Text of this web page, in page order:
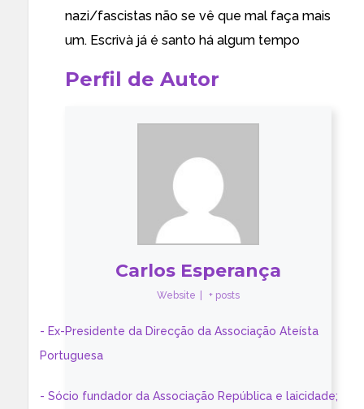
nazi/fascistas não se vê que mal faça mais
um. Escrivà já é santo há algum tempo
Perfil de Autor
Carlos Esperança
Website + posts
- Ex-Presidente da Direcção da Associação Ateísta
Portuguesa
- Sócio fundador da Associação República e laicidade;